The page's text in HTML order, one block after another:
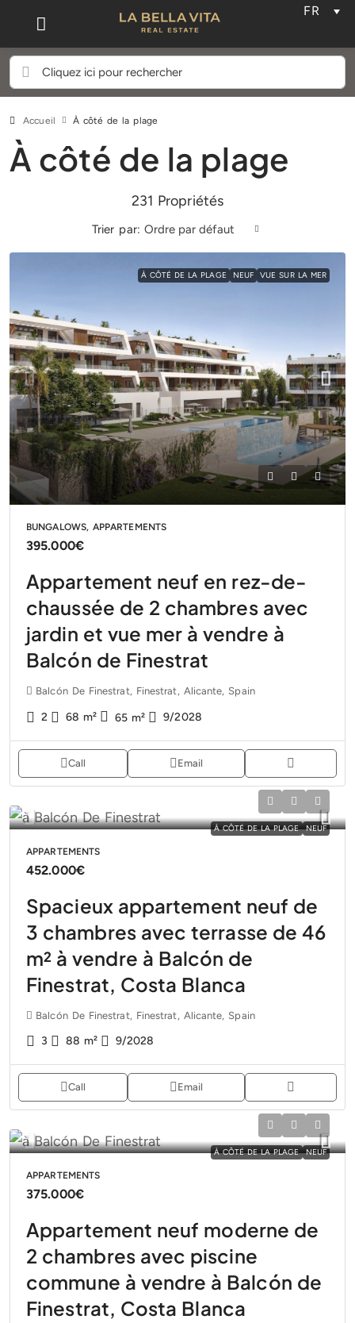
FR
Accueil À côté de la plage
À côté de la plage
231 Propriétés
Trier par: Ordre par défaut
À CÔTÉ DE LA PLAGE NEUF VUE SUR LA MER
BUNGALOWS, APPARTEMENTS
395.000€
Appartement neuf en rez-de-
chaussée de 2 chambres avec
jardin et vue mer à vendre à
Balcón de Finestrat
Balcón De Finestrat, Finestrat, Alicante, Spain
2 68 m² 65 m² 9/2028
Call Email
À CÔTÉ DE LA PLAGE NEUF
APPARTEMENTS
452.000€
Spacieux appartement neuf de
3 chambres avec terrasse de 46
m² à vendre à Balcón de
Finestrat, Costa Blanca
Balcón De Finestrat, Finestrat, Alicante, Spain
3 88 m² 9/2028
Call Email
À CÔTÉ DE LA PLAGE NEUF
APPARTEMENTS
375.000€
Appartement neuf moderne de
2 chambres avec piscine
commune à vendre à Balcón de
Finestrat, Costa Blanca